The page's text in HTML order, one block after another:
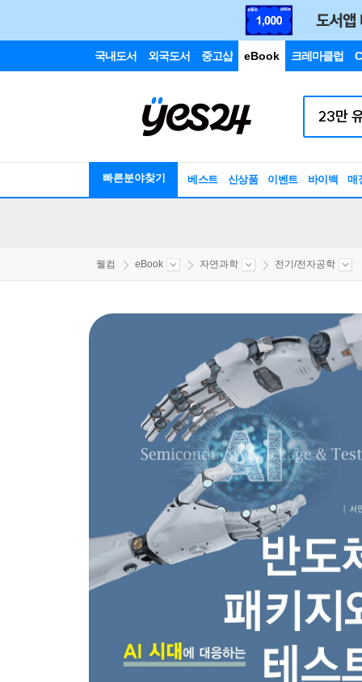
국내도서 외국도서 중고샵 eBook 크레마클럽
빠른분야찾기 베스트 신상품 이벤트 바이백 매
웰컴 eBook 자연과학 전기/전자공학